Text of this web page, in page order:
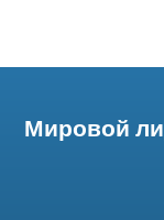
Мировой